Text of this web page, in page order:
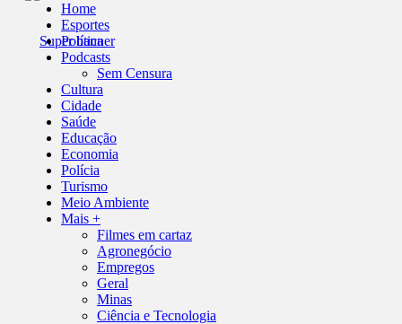
Home
Esportes
Política
Podcasts
Sem Censura
Cultura
Cidade
Saúde
Educação
Economia
Polícia
Turismo
Meio Ambiente
Mais +
Filmes em cartaz
Agronegócio
Empregos
Geral
Minas
Ciência e Tecnologia